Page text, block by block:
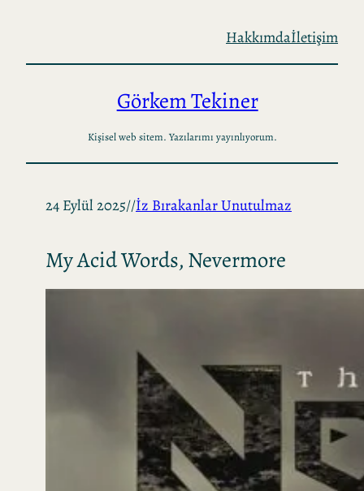
Hakkımdaİletişim
Görkem Tekiner
Kişisel web sitem. Yazılarımı yayınlıyorum.
24 Eylül 2025//İz Bırakanlar Unutulmaz
My Acid Words, Nevermore